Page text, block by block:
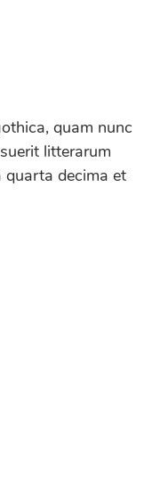
quam nunc
litterarum
quarta decima et